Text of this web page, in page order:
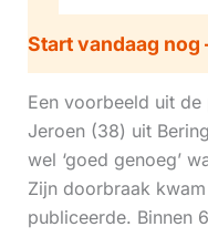
Start vandaag nog
Een voorbeeld uit de
Jeroen (38) uit
wel ‘goed genoeg’
Zijn doorbraak
publiceerde. Binnen